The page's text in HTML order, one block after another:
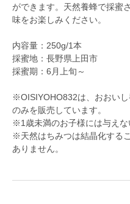
ができます。天然養蜂で採蜜
味をお楽しみください。
内容量：250g/1本
採蜜地：長野県上田市
採蜜期：6月上旬～
※OISIYOHO832は、おおいし
のみを販売しています。
※1歳未満のお子様には与えな
※天然はちみつは結晶化する
ありません。